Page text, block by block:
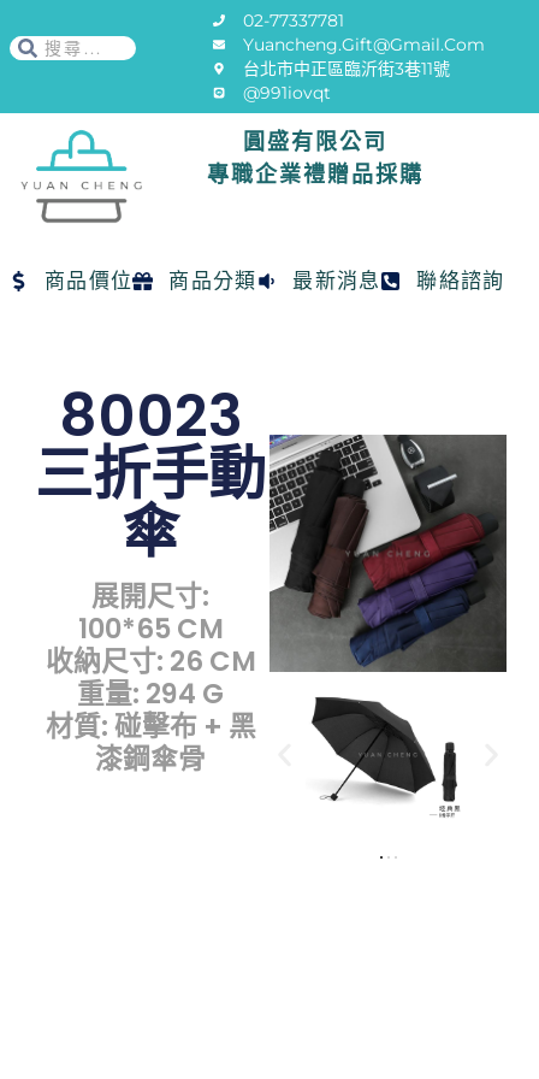
02-77337781
Yuancheng.gift@gmail.com
台北市中正區臨沂街3巷11號
@991iovqt
圓盛有限公司
專職企業禮贈品採購
商品價位 商品分類 最新消息 聯絡諮詢
80023
三折手動
傘
展開尺寸:
100*65 CM
收納尺寸: 26 CM
重量: 294 G
材質: 碰擊布 + 黑
漆鋼傘骨